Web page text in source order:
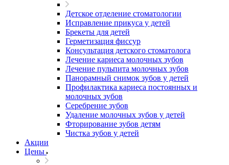
Детское отделение стоматологии
Исправление прикуса у детей
Брекеты для детей
Герметизация фиссур
Консультация детского стоматолога
Лечение кариеса молочных зубов
Лечение пульпита молочных зубов
Панорамный снимок зубов у детей
Профилактика кариеса постоянных и
молочных зубов
Серебрение зубов
Удаление молочных зубов у детей
Фторирование зубов детям
Чистка зубов у детей
Акции
Цены